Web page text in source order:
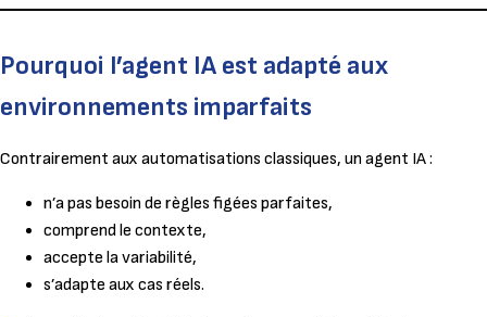
Pourquoi l’agent IA est adapté aux
environnements imparfaits
Contrairement aux automatisations classiques, un agent IA :
n’a pas besoin de règles figées parfaites,
comprend le contexte,
accepte la variabilité,
s’adapte aux cas réels.